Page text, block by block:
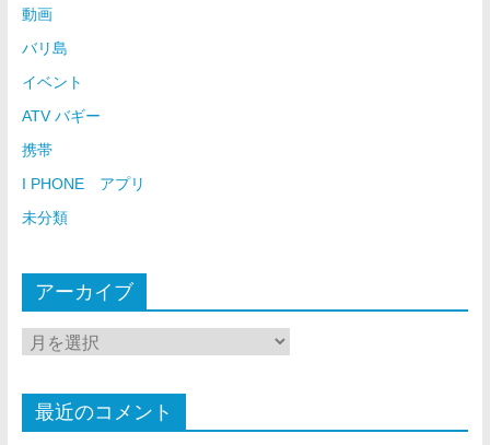
動画
バリ島
イベント
ATV バギー
携帯
I PHONE アプリ
未分類
アーカイブ
最近のコメント